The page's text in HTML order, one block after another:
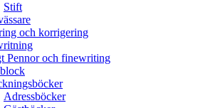
Stift
och korrigering
Pennor och finewriting
Adressböcker